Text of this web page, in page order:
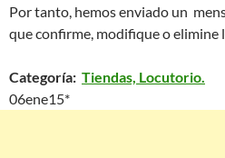
Por tanto, hemos enviado un
que confirme, modifique o elimine
Categoría: Tiendas, Locutorio.
06ene15*